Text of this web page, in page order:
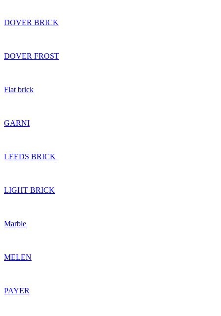
DOVER BRICK
DOVER FROST
Flat brick
GARNI
LEEDS BRICK
LIGHT BRICK
Marble
MELEN
PAYER